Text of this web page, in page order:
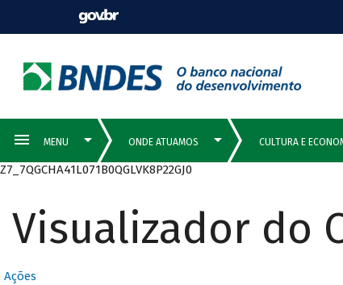
Z7_7QGCHA41L071B0QGLVK8P22GJ0
Visualizador do
Ações